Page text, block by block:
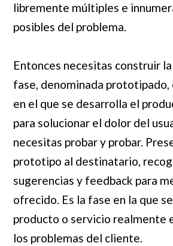
libremente múltiples e
posibles del problema.
Entonces necesitas construir
fase, denominada prototipado,
en el que se desarrolla el
para solucionar el dolor del
necesitas probar y probar.
prototipo al destinatario,
sugerencias y feedback para
ofrecido. Es la fase en la que
producto o servicio realmente
los problemas del cliente.